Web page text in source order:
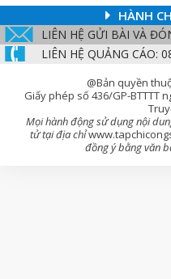
HÀNH
LIÊN HỆ GỬI BÀI VÀ
LIÊN HỆ QUẢNG CÁO:
@Bản quyền
Giấy phép số 436/GP-BTTTT
Mọi hành động sử dụng nội
tử tại địa chỉ
đồng ý bằng văn